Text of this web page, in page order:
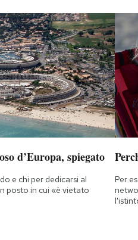
d’Europa, spiegato
e chi per dedicarsi al
posto in cui «è vietato
Per